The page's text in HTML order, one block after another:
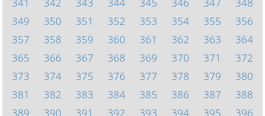
349
350 351 352 353 354 355
356
357
358 359 360 361 362 363
364
365
366 367 368 369 370 371
372
373
374 375 376 377 378 379
380
381
382 383 384 385 386 387
388
389
390 391 392 393 394 395 396